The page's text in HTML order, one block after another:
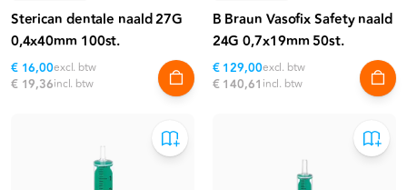
Sterican dentale naald 27G
0,4x40mm 100st.
€ 16,00excl. btw
€ 19,36incl. btw
B Braun Vasofix Safety naald
24G 0,7x19mm 50st.
€ 129,00excl. btw
€ 140,61 incl. btw